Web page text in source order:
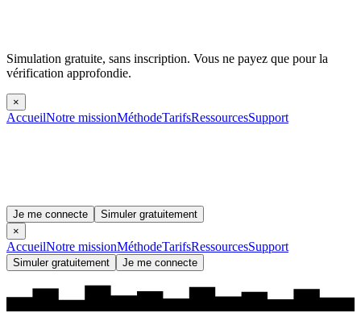
Simulation gratuite, sans inscription. Vous ne payez que pour la
vérification approfondie.
×
AccueilNotre missionMéthodeTarifsRessourcesSupport
Je me connecte
Simuler gratuitement
×
AccueilNotre missionMéthodeTarifsRessourcesSupport
Simuler gratuitement Je me connecte